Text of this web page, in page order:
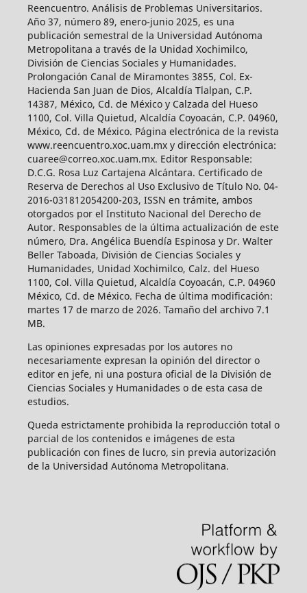
Reencuentro. Análisis de Problemas Universitarios.
Año 37, número 89, enero-junio 2025, es una
publicación semestral de la Universidad Autónoma
Metropolitana a través de la Unidad Xochimilco,
División de Ciencias Sociales y Humanidades.
Prolongación Canal de Miramontes 3855, Col. Ex-
Hacienda San Juan de Dios, Alcaldía Tlalpan, C.P.
14387, México, Cd. de México y Calzada del Hueso
1100, Col. Villa Quietud, Alcaldía Coyoacán, C.P. 04960,
México, Cd. de México. Página electrónica de la revista
www.reencuentro.xoc.uam.mx y dirección electrónica:
cuaree@correo.xoc.uam.mx. Editor Responsable:
D.C.G. Rosa Luz Cartajena Alcántara. Certificado de
Reserva de Derechos al Uso Exclusivo de Título No. 04-
2016-031812054200-203, ISSN en trámite, ambos
otorgados por el Instituto Nacional del Derecho de
Autor. Responsables de la última actualización de este
número, Dra. Angélica Buendía Espinosa y Dr. Walter
Beller Taboada, División de Ciencias Sociales y
Humanidades, Unidad Xochimilco, Calz. del Hueso
1100, Col. Villa Quietud, Alcaldía Coyoacán, C.P. 04960
México, Cd. de México. Fecha de última modificación:
martes 17 de marzo de 2026. Tamaño del archivo 7.1
MB.
Las opiniones expresadas por los autores no
necesariamente expresan la opinión del director o
editor en jefe, ni una postura oficial de la División de
Ciencias Sociales y Humanidades o de esta casa de
estudios.
Queda estrictamente prohibida la reproducción total o
parcial de los contenidos e imágenes de esta
publicación con fines de lucro, sin previa autorización
de la Universidad Autónoma Metropolitana.